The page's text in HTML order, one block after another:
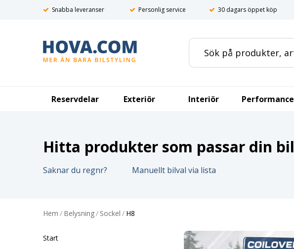
Snabba leveranser Personlig service 30 dagars öppet köp
Reservdelar Exteriör Interiör Performance
Hitta produkter som passar din bil
Saknar du regnr? Manuellt bilval via lista
Hem / Belysning/ Sockel / H8
Start